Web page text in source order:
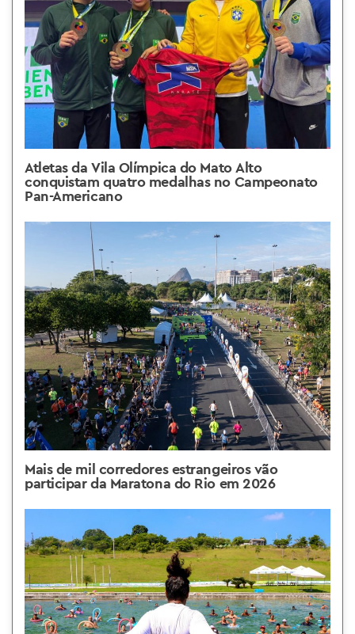
Atletas da Vila Olímpica do Mato Alto
conquistam quatro medalhas no Campeonato
Pan-Americano
Mais de mil corredores estrangeiros vão
participar da Maratona do Rio em 2026